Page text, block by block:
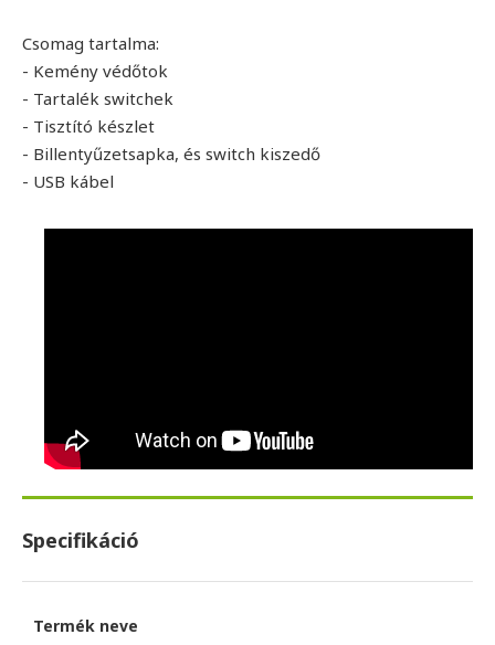
Csomag tartalma:
- Kemény védőtok
- Tartalék switchek
- Tisztító készlet
- Billentyűzetsapka, és switch kiszedő
- USB kábel
Specifikáció
Termék neve